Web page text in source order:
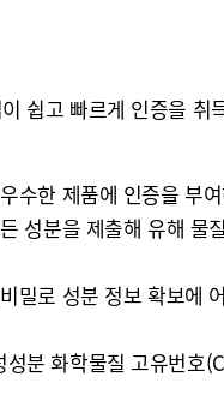
쉽고 빠르게 인증을
수한 제품에 인증을 부
성분을 제출해 유해 물
밀로 성분 정보 확보에
분 화학물질 고유번호